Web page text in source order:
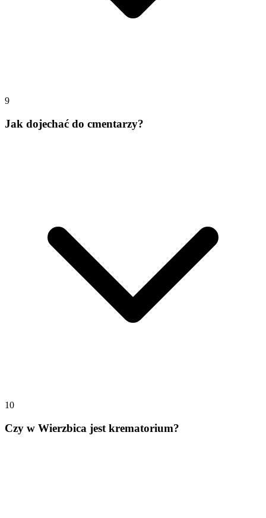
9
Jak dojechać do cmentarzy?
10
Czy w Wierzbica jest krematorium?